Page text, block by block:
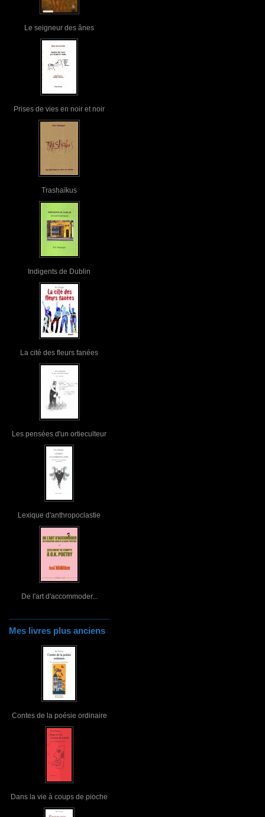
Le seigneur des ânes
Prises de vies en noir et noir
Trashaïkus
Indigents de Dublin
La cité des fleurs fanées
Les pensées d'un ortieculteur
Lexique d'anthropoclastie
De l'art d'accommoder...
Mes livres plus anciens
Contes de la poésie ordinaire
Dans la vie à coups de pioche